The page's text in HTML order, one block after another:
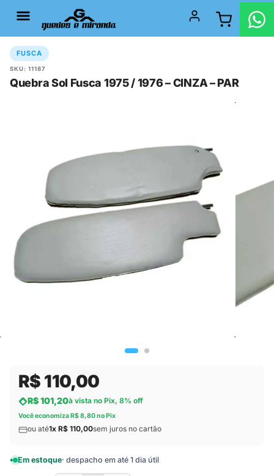
FUSCA
SKU: 11187
Quebra Sol Fusca 1975 / 1976 – CINZA – PAR
R$ 110,00
R$ 101,20à vista no Pix, 8% off
Você economiza R$ 8,80 no Pix
ou até1x R$ 110,00sem juros no cartão
Em estoque· despacho em até 1 dia útil